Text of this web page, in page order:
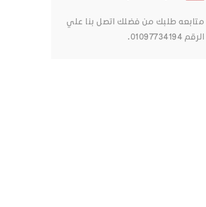
متابعه طلبك من فضلك اتصل بنا علي
الرقم 01097734194.